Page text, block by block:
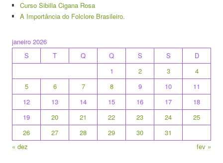
Curso Sibilla Cigana Rosa
A Importância do Folclore Brasileiro.
janeiro 2026
S
T Q Q S S
D
1
2 3
4
5
6 7 8 9 10
11
12
13 14 15 16 17
18
19
20 21 22 23 24
25
26
27 28 29 30
31
« dez
fev »